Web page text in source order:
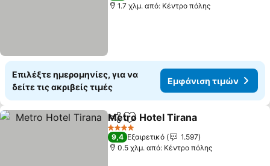
1.7 χλμ. από: Κέντρο πόλης
Επιλέξτε ημερομηνίες, για να
δείτε τις ακριβείς τιμές
Εμφάνιση τιμών
Κοινοποίηση
Προσθήκη στα αγαπημένα
Metro Hotel Tirana
4 Αστέρια
9,4 Εξαιρετικό
1.597
0.5 χλμ. από: Κέντρο πόλης